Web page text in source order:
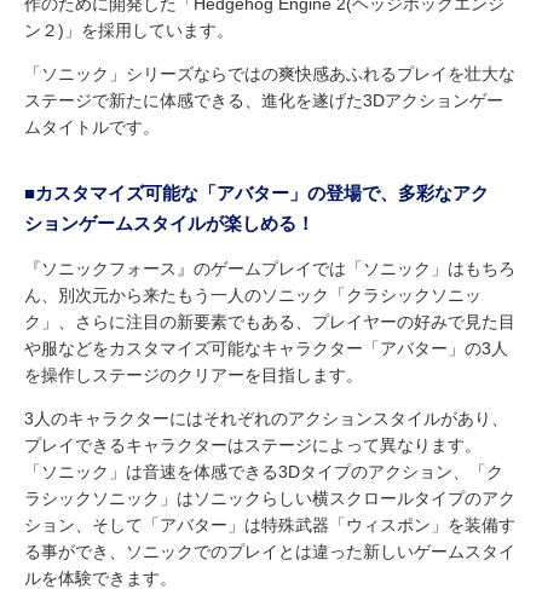
ン２)」を採用しています。
「ソニック」シリーズならではの爽快感あふれるプレイを壮大な
ステージで新たに体感できる、進化を遂げた3Dアクションゲー
ムタイトルです。
■カスタマイズ可能な「アバター」の登場で、多彩なアク
ションゲームスタイルが楽しめる！
『ソニックフォース』のゲームプレイでは「ソニック」はもちろ
ん、別次元から来たもう一人のソニック「クラシックソニッ
ク」、さらに注目の新要素でもある、プレイヤーの好みで見た目
や服などをカスタマイズ可能なキャラクター「アバター」の3人
を操作しステージのクリアーを目指します。
3人のキャラクターにはそれぞれのアクションスタイルがあり、
プレイできるキャラクターはステージによって異なります。
「ソニック」は音速を体感できる3Dタイプのアクション、「ク
ラシックソニック」はソニックらしい横スクロールタイプのアク
ション、そして「アバター」は特殊武器「ウィスポン」を装備す
る事ができ、ソニックでのプレイとは違った新しいゲームスタイ
ルを体験できます。